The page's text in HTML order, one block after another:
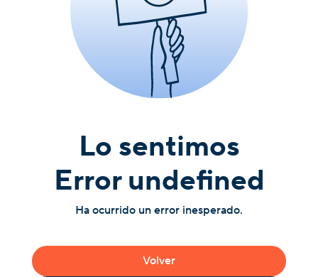
Lo sentimos
Error undefined
Ha ocurrido un error inesperado.
Volver